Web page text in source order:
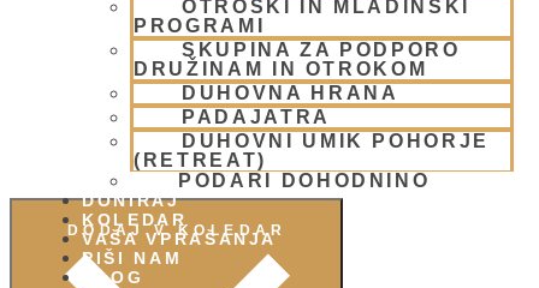
OTROŠKI IN MLADINSKI
PROGRAMI
SKUPINA ZA PODPORO
DRUŽINAM IN OTROKOM
DUHOVNA HRANA
PADAJATRA
DUHOVNI UMIK POHORJE
(RETREAT)
PODARI DOHODNINO
DONIRAJ
KOLEDAR
VAŠA VPRAŠANJA
PIŠI NAM
BLOG